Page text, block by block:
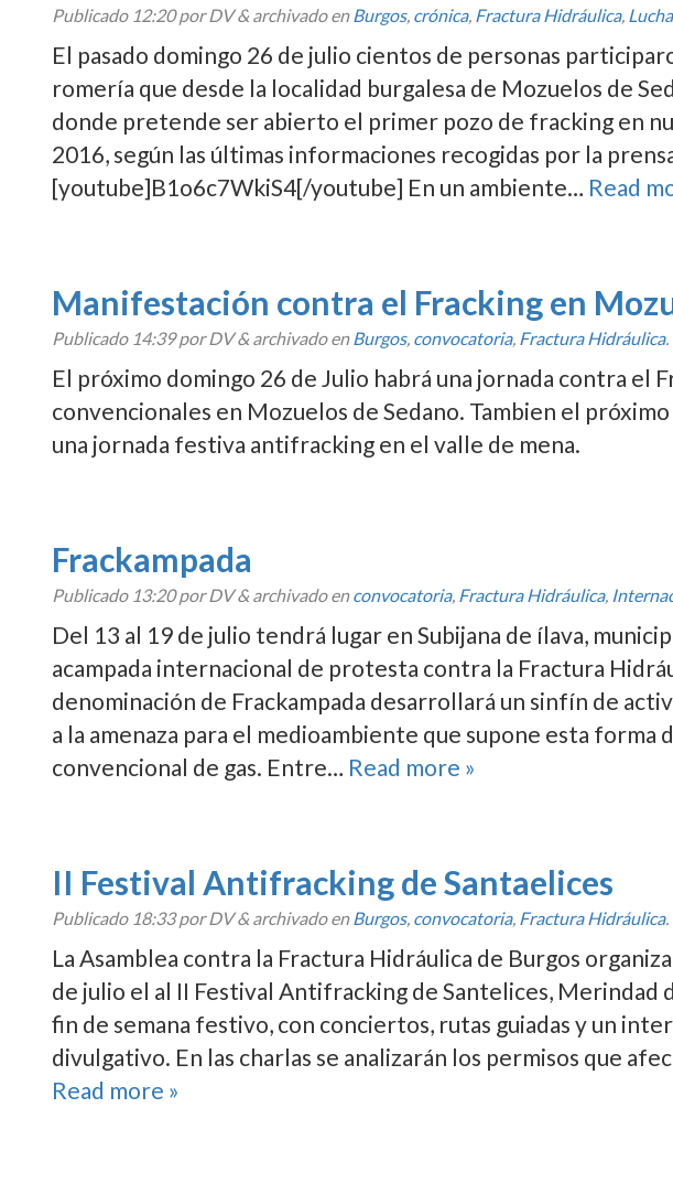
Publicado 12:20por DV&archivado enBurgos, crónica, Fractura Hidráulica, Lucha
El pasado domingo 26 de julio cientos de personas
romerí­a que desde la localidad burgalesa de Mozuelos de
donde pretende ser abierto el primer pozo de fracking en
2016, según las últimas informaciones recogidas por la
[youtube]B1o6c7WkiS4[/youtube] En un ambiente… Read
Manifestación contra el Fracking en
Publicado 14:39por DV&archivado enBurgos, convocatoria, Fractura Hidráulica.
El próximo domingo 26 de Julio habrá una jornada contra el
convencionales en Mozuelos de Sedano. Tambien el
una jornada festiva antifracking en el valle de mena.
Frackampada
Publicado 13:20por DV&archivado enconvocatoria, Fractura Hidráulica,
Del 13 al 19 de julio tendrá lugar en Subijana de ílava,
acampada internacional de protesta contra la Fractura
denominación de Frackampada desarrollará un sinfí­n de
a la amenaza para el medioambiente que supone esta forma
convencional de gas. Entre… Read more »
II Festival Antifracking de Santaelices
Publicado 18:33por DV&archivado enBurgos, convocatoria, Fractura Hidráulica.
La Asamblea contra la Fractura Hidráulica de Burgos
de julio el al II Festival Antifracking de Santelices, Merindad
fin de semana festivo, con conciertos, rutas guiadas y un
divulgativo. En las charlas se analizarán los permisos que
Read more »